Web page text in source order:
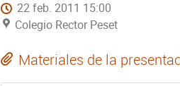
22 feb. 2011 15:00
Colegio Rector Peset
Materiales de la